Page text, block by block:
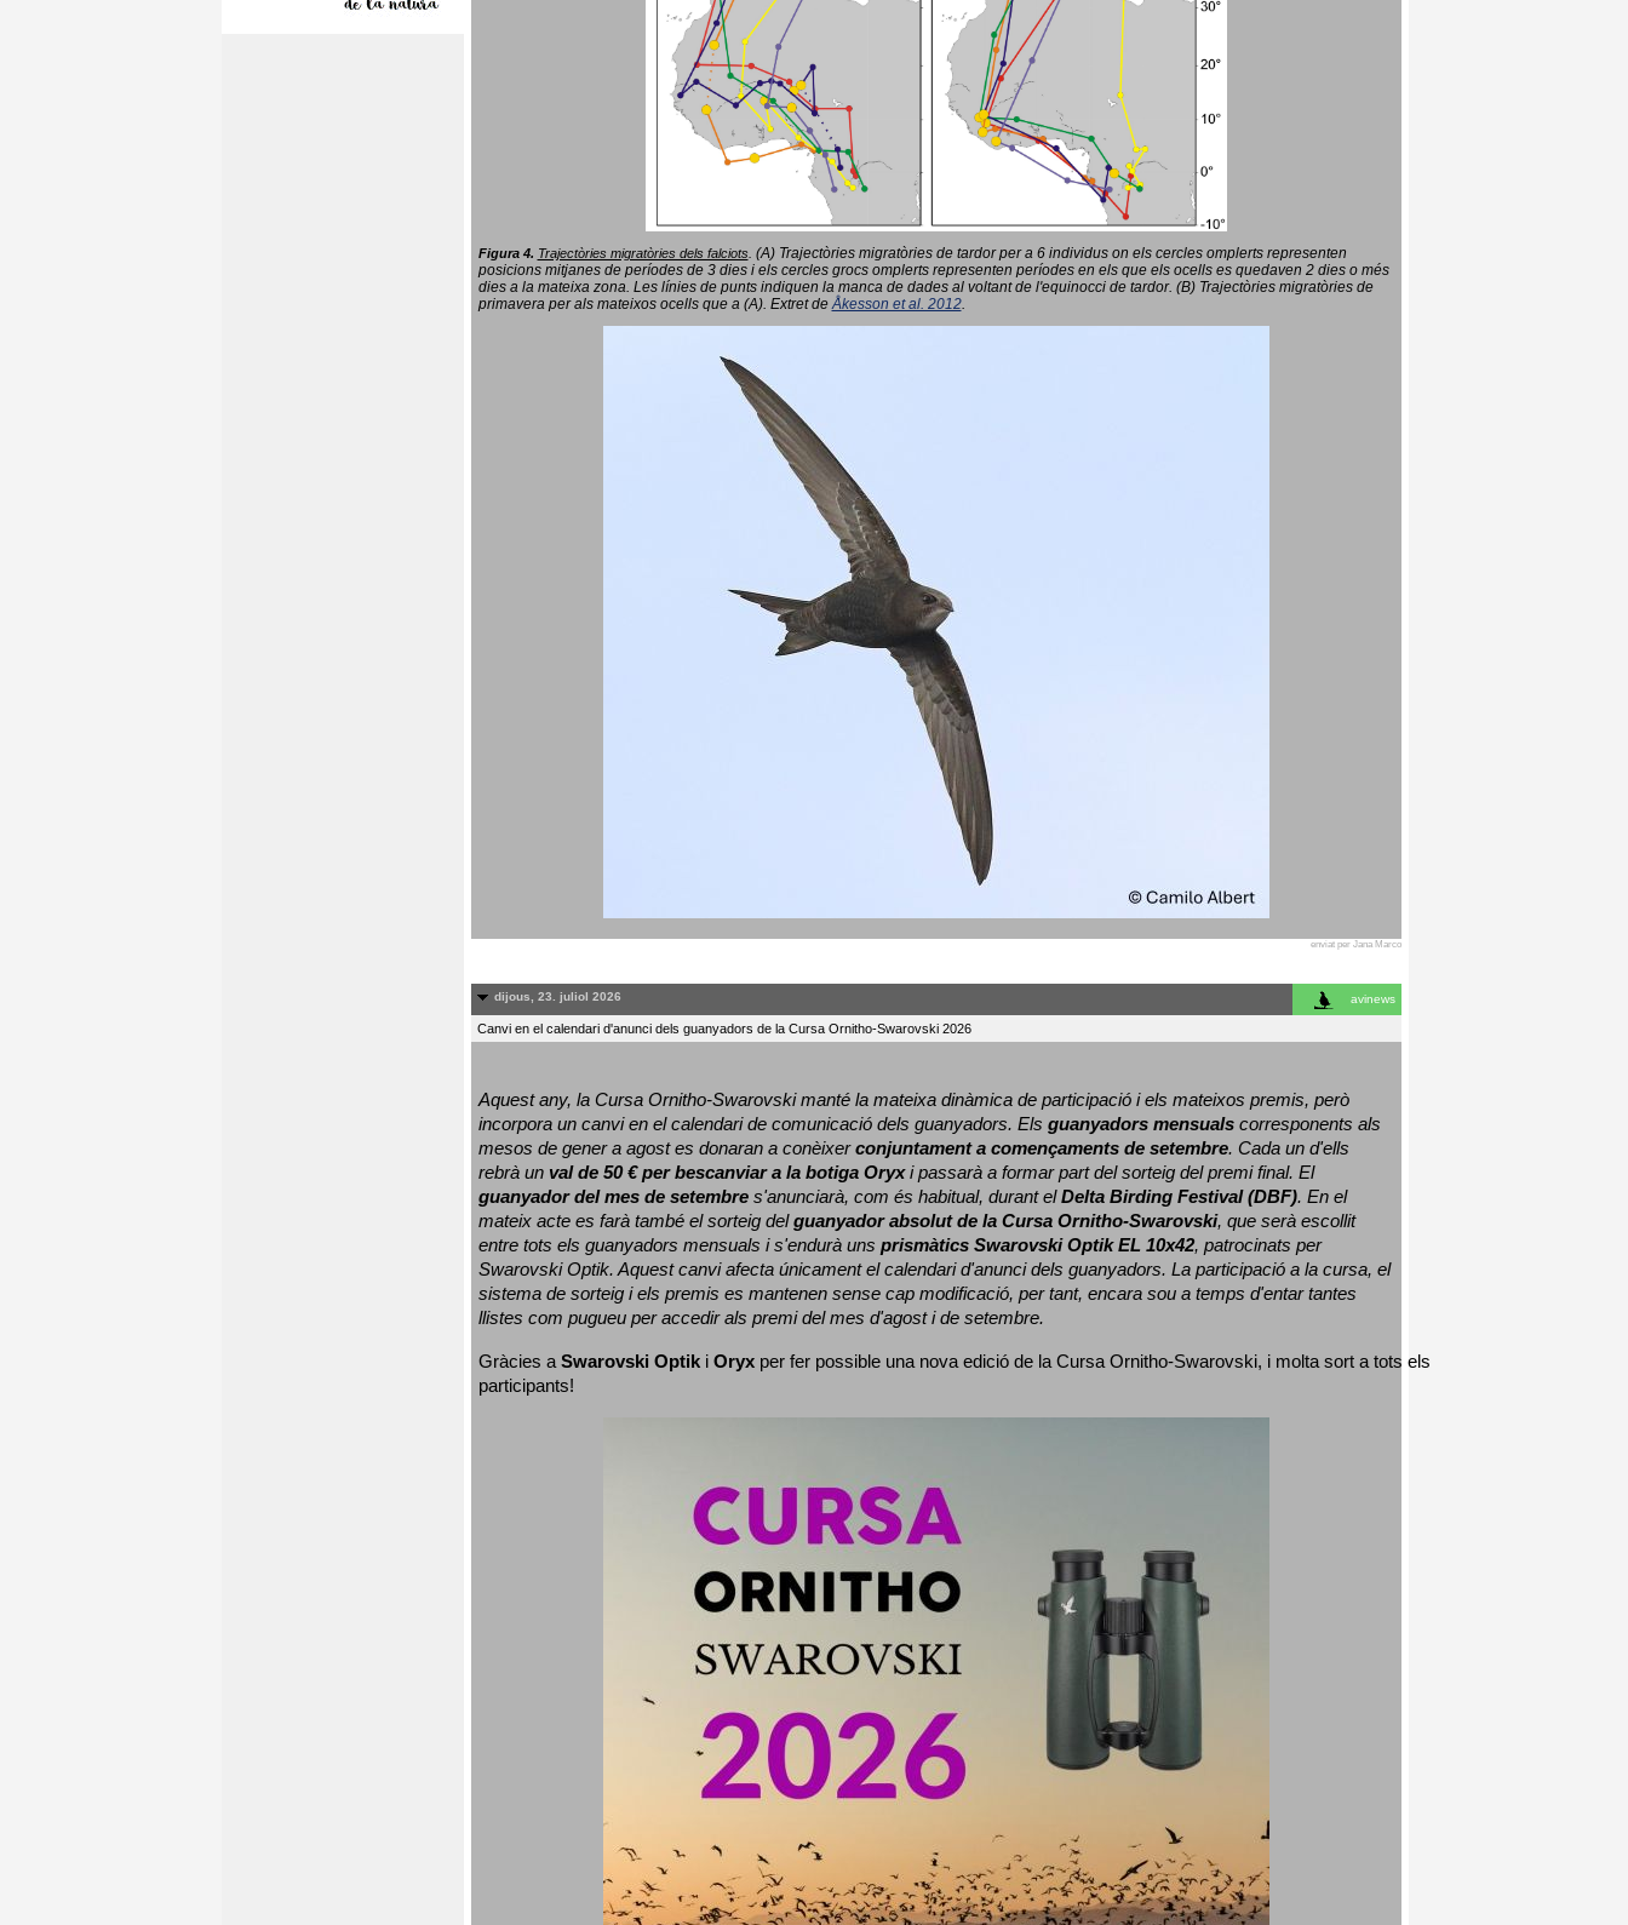
Figura 4. Trajectòries migratòries dels falciots. (A) Trajectòries migratòries de tardor per a 6 individus on els cercles omplerts representen
posicions mitjanes de períodes de 3 dies i els cercles grocs omplerts representen períodes en els que els ocells es quedaven 2 dies o més
dies a la mateixa zona. Les línies de punts indiquen la manca de dades al voltant de l'equinocci de tardor. (B) Trajectòries migratòries de
primavera per als mateixos ocells que a (A). Extret deÅkesson et al. 2012.
enviat per Jana Marco
dijous, 23. juliol 2026 avinews
Canvi en el calendari d'anunci dels guanyadors de la Cursa Ornitho-Swarovski 2026
Aquest any, la Cursa Ornitho-Swarovski manté la mateixa dinàmica de participació i els mateixos premis, però
incorpora un canvi en el calendari de comunicació dels guanyadors. Els guanyadors mensuals corresponents als
mesos de gener a agost es donaran a conèixer conjuntament a començaments de setembre. Cada un d'ells
rebrà un val de 50 € per bescanviar a la botiga Oryx i passarà a formar part del sorteig del premi final.
El
guanyador del mes de setembre s'anunciarà, com és habitual, durant el Delta Birding Festival (DBF). En el
mateix acte es farà també el sorteig del guanyador absolut de la Cursa Ornitho-Swarovski, que serà escollit
entre tots els guanyadors mensuals i s'endurà uns prismàtics Swarovski Optik EL 10x42, patrocinats per
Swarovski Optik. Aquest canvi afecta únicament el calendari d'anunci dels guanyadors. La participació a la cursa, el
sistema de sorteig i els premis es mantenen sense cap modificació, per tant, encara sou a temps d'entar tantes
llistes com pugueu per accedir als premi del mes d'agost i de setembre.
Gràcies a Swarovski Optik i Oryx per fer possible una nova edició de la Cursa Ornitho-Swarovski, i molta sort a tots els
participants!